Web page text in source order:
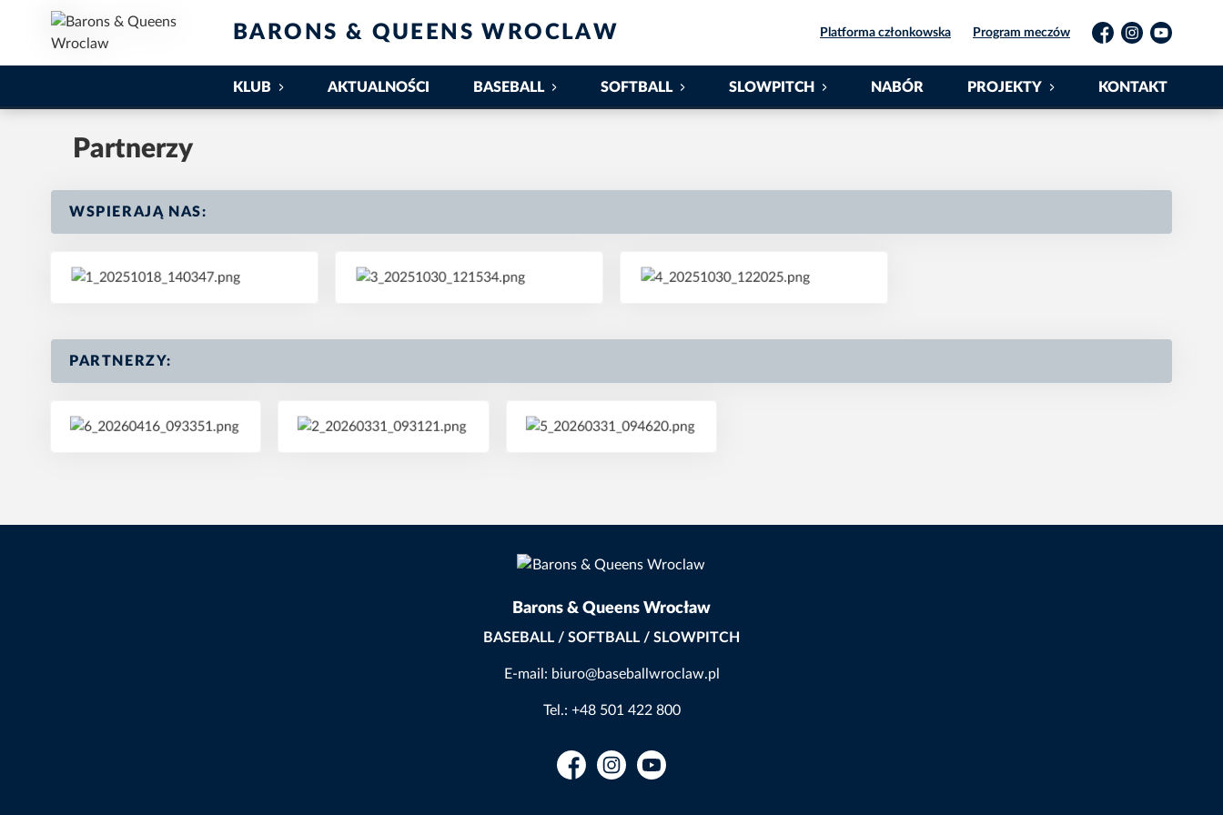
BARONS & QUEENS WROCLAW Platforma członkowska Program meczów
FacebookInstagramYouTube
KLUB AKTUALNOŚCI BASEBALL SOFTBALL SLOWPITCH NABÓR PROJEKTY KONTAKT
Partnerzy
WSPIERAJĄ NAS:
PARTNERZY:
Barons & Queens Wrocław
BASEBALL / SOFTBALL / SLOWPITCH
E-mail: biuro@baseballwroclaw.pl
Tel.: +48 501 422 800
FacebookInstagramYouTube